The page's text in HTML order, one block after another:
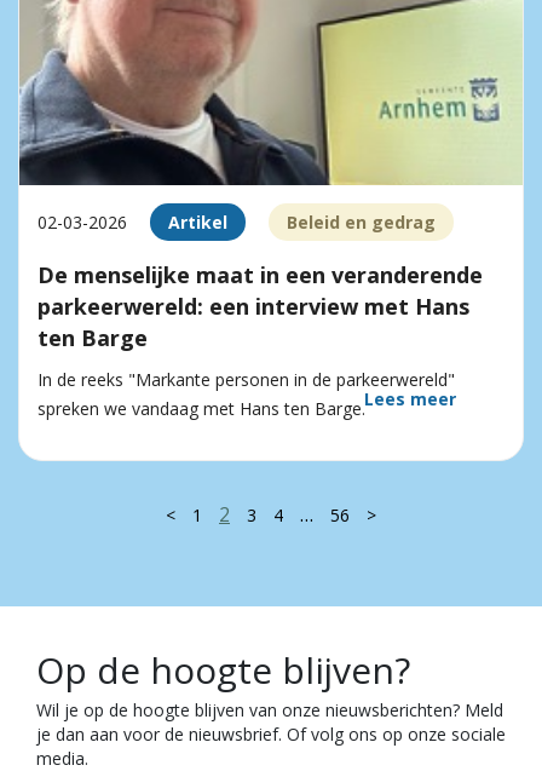
02-03-2026 Artikel Beleid en gedrag
De menselijke maat in een veranderende
parkeerwereld: een interview met Hans
ten Barge
In de reeks "Markante personen in de parkeerwereld"
spreken we vandaag met Hans ten Barge.Lees meer
< 1 2 3 4 … 56 >
Op de hoogte blijven?
Wil je op de hoogte blijven van onze nieuwsberichten? Meld
je dan aan voor de nieuwsbrief. Of volg ons op onze sociale
media.